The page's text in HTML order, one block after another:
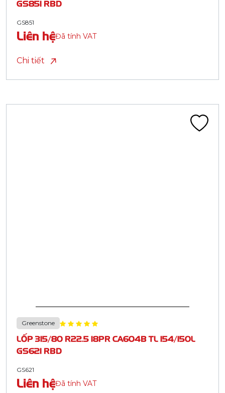
GS851 RBD
GS851
Liên hệĐã tính VAT
Chi tiết
Greenstone
LỐP 315/80 R22.5 18PR CA604B TL 154/150L
GS621 RBD
GS621
Liên hệĐã tính VAT